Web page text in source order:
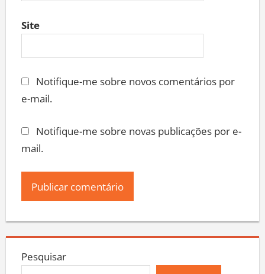
Site
Notifique-me sobre novos comentários por
e-mail.
Notifique-me sobre novas publicações por e-
mail.
Pesquisar